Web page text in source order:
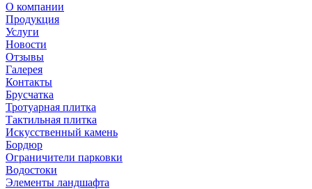
О компании
Продукция
Услуги
Новости
Отзывы
Галерея
Контакты
Брусчатка
Тротуарная плитка
Тактильная плитка
Искусственный камень
Бордюр
Ограничители парковки
Водостоки
Элементы ландшафта